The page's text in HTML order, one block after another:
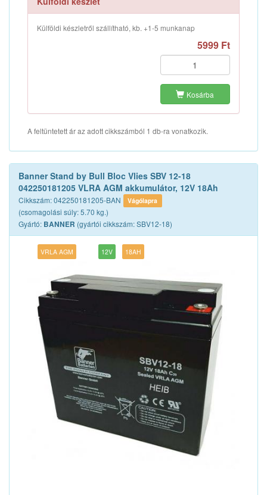
Külföldi készletről szállítható, kb. +1-5 munkanap
5999 Ft
Kosárba
A feltüntetett ár az adott cikkszámból 1 db-ra vonatkozik.
Banner Stand by Bull Bloc Vlies SBV 12-18
042250181205 VLRA AGM akkumulátor, 12V 18Ah
Cikkszám: 042250181205-BAN Vágólapra
(csomagolási súly: 5.70 kg.)
Gyártó: BANNER (gyártói cikkszám: SBV12-18)
VRLA AGM 12V 18AH